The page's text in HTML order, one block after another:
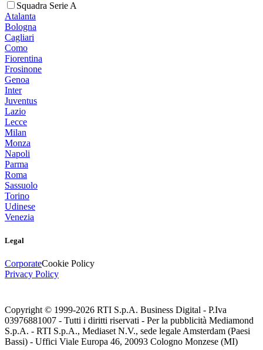
Squadra Serie A
Atalanta
Bologna
Cagliari
Como
Fiorentina
Frosinone
Genoa
Inter
Juventus
Lazio
Lecce
Milan
Monza
Napoli
Parma
Roma
Sassuolo
Torino
Udinese
Venezia
Legal
CorporateCookie Policy
Privacy Policy
Copyright © 1999-2026 RTI S.p.A. Business Digital - P.Iva
03976881007 - Tutti i diritti riservati - Per la pubblicità Mediamond
S.p.A. - RTI S.p.A., Mediaset N.V., sede legale Amsterdam (Paesi
Bassi) - Uffici Viale Europa 46, 20093 Cologno Monzese (MI)